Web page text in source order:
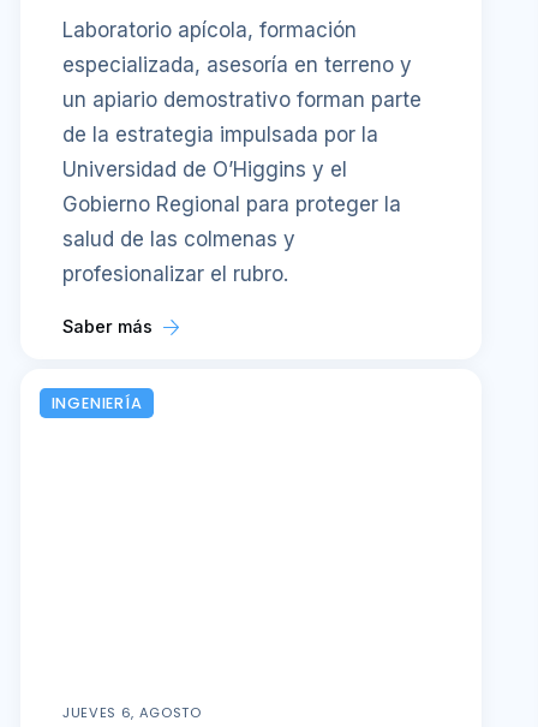
Laboratorio apícola, formación
especializada, asesoría en terreno y
un apiario demostrativo forman parte
de la estrategia impulsada por la
Universidad de O’Higgins y el
Gobierno Regional para proteger la
salud de las colmenas y
profesionalizar el rubro.
Saber más
INGENIERÍA
JUEVES 6, AGOSTO